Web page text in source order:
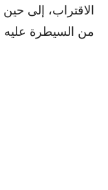
الاقتراب، إلى
من السيطرة عليه